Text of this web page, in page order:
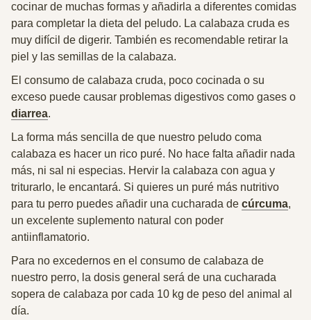
cocinar de muchas formas y añadirla a diferentes comidas
para completar la dieta del peludo. La calabaza cruda es
muy difícil de digerir. También es recomendable retirar la
piel y las semillas de la calabaza.
El consumo de calabaza cruda, poco cocinada o su
exceso puede causar problemas digestivos como gases o
diarrea.
La forma más sencilla de que nuestro peludo coma
calabaza es hacer un rico puré. No hace falta añadir nada
más, ni sal ni especias. Hervir la calabaza con agua y
triturarlo, le encantará. Si quieres un puré más nutritivo
para tu perro puedes añadir una cucharada de cúrcuma,
un excelente suplemento natural con poder
antiinflamatorio.
Para no excedernos en el consumo de calabaza de
nuestro perro, la dosis general será de una cucharada
sopera de calabaza por cada 10 kg de peso del animal al
día.